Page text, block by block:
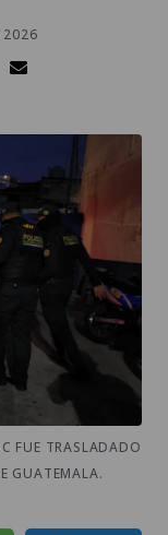
2026
FUE TRASLADADO
GUATEMALA.